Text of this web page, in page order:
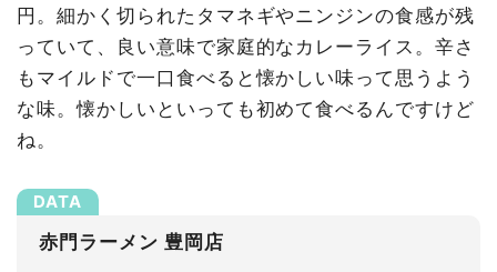
円。細かく切られたタマネギやニンジンの食感が残
っていて、良い意味で家庭的なカレーライス。辛さ
もマイルドで一口食べると懐かしい味って思うよう
な味。懐かしいといっても初めて食べるんですけど
ね。
赤門ラーメン 豊岡店